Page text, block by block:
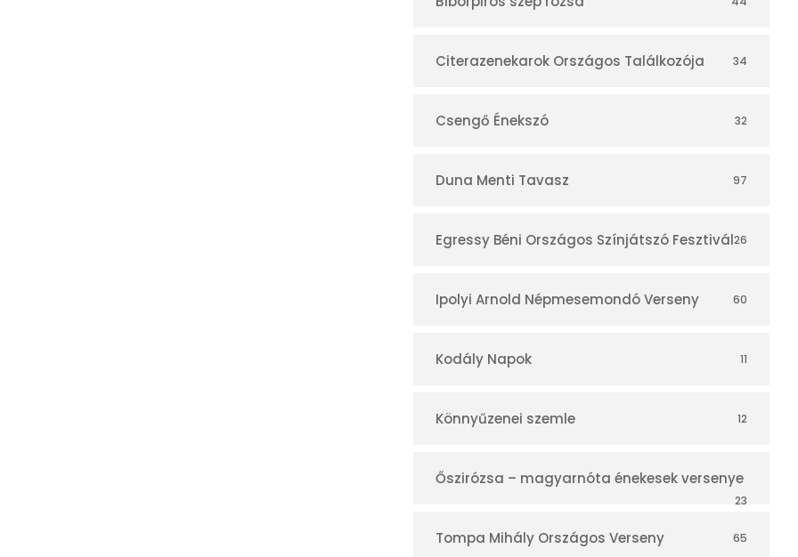
á
r
Citerazenekarok Országos Találkozója 34
Csengő Énekszó 32
Duna Menti Tavasz 97
Egressy Béni Országos Színjátszó Fesztivál26
Ipolyi Arnold Népmesemondó Verseny 60
Kodály Napok 11
Könnyűzenei szemle 12
Őszirózsa – magyarnóta énekesek versenye
23
Tompa Mihály Országos Verseny 65